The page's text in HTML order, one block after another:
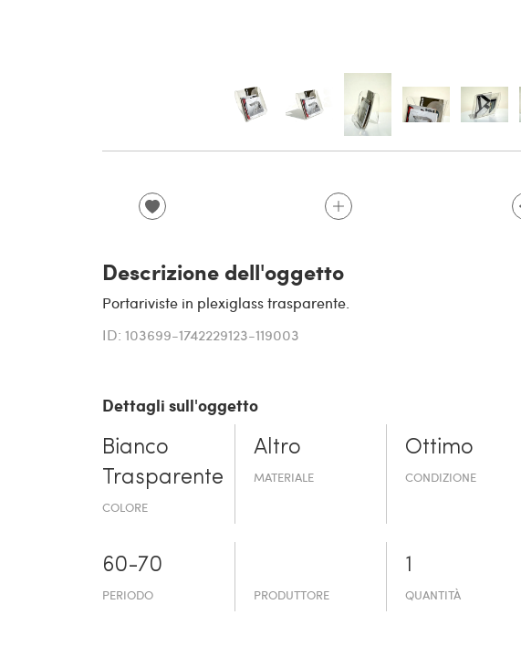
Descrizione dell'oggetto
Portariviste in plexiglass trasparente.
ID: 103699-1742229123-119003
Dettagli sull'oggetto
Bianco
Trasparente
COLORE
Altro
MATERIALE
Ottimo
CONDIZIONE
60-70
PERIODO PRODUTTORE
1
QUANTITÀ